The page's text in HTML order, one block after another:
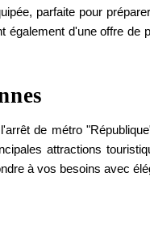
parfaite pour
d'une offre
de métro
attractions
à vos besoins avec